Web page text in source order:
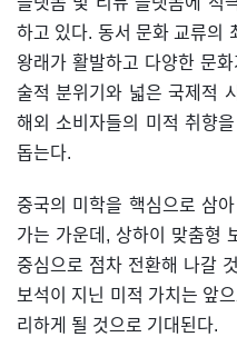
하고 있다. 동서 문화 교류의
왕래가 활발하고 다양한 문
술적 분위기와 넓은 국제적
해외 소비자들의 미적 취향
돕는다.
중국의 미학을 핵심으로 삼
가는 가운데, 상하이 맞춤형
중심으로 점차 전환해 나갈
보석이 지닌 미적 가치는 앞
리하게 될 것으로 기대된다.